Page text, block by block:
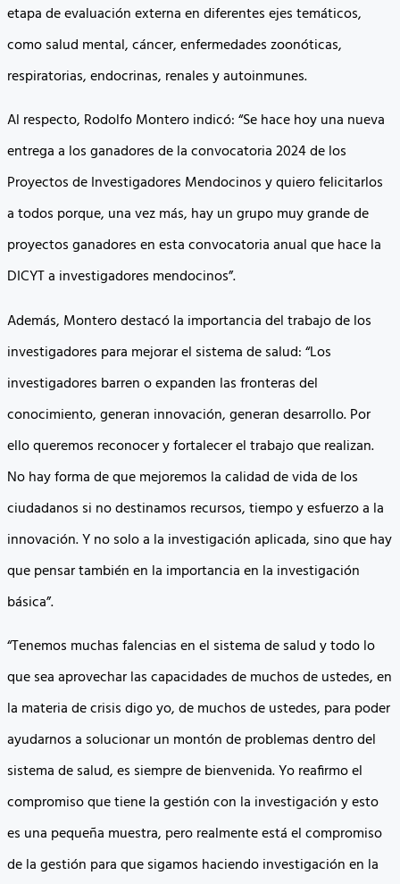
etapa de evaluación externa en diferentes ejes temáticos,
como salud mental, cáncer, enfermedades zoonóticas,
respiratorias, endocrinas, renales y autoinmunes.
Al respecto, Rodolfo Montero indicó: “Se hace hoy una nueva
entrega a los ganadores de la convocatoria 2024 de los
Proyectos de Investigadores Mendocinos y quiero felicitarlos
a todos porque, una vez más, hay un grupo muy grande de
proyectos ganadores en esta convocatoria anual que hace la
DICYT a investigadores mendocinos”.
Además, Montero destacó la importancia del trabajo de los
investigadores para mejorar el sistema de salud: “Los
investigadores barren o expanden las fronteras del
conocimiento, generan innovación, generan desarrollo. Por
ello queremos reconocer y fortalecer el trabajo que realizan.
No hay forma de que mejoremos la calidad de vida de los
ciudadanos si no destinamos recursos, tiempo y esfuerzo a la
innovación. Y no solo a la investigación aplicada, sino que hay
que pensar también en la importancia en la investigación
básica”.
“Tenemos muchas falencias en el sistema de salud y todo lo
que sea aprovechar las capacidades de muchos de ustedes, en
la materia de crisis digo yo, de muchos de ustedes, para poder
ayudarnos a solucionar un montón de problemas dentro del
sistema de salud, es siempre de bienvenida. Yo reafirmo el
compromiso que tiene la gestión con la investigación y esto
es una pequeña muestra, pero realmente está el compromiso
de la gestión para que sigamos haciendo investigación en la